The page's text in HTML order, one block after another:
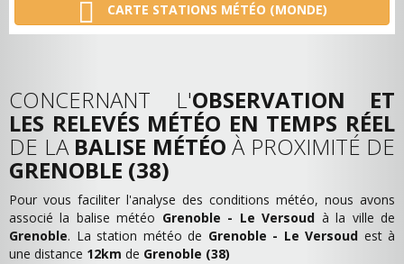
CARTE STATIONS MÉTÉO (MONDE)
CONCERNANT L'OBSERVATION ET
LES RELEVÉS MÉTÉO EN TEMPS RÉEL
DE LA BALISE MÉTÉO À PROXIMITÉ DE
GRENOBLE (38)
Pour vous faciliter l'analyse des conditions météo, nous avons
associé la balise météo Grenoble - Le Versoud à la ville de
Grenoble. La station météo de Grenoble - Le Versoud est à
une distance 12km de Grenoble (38)